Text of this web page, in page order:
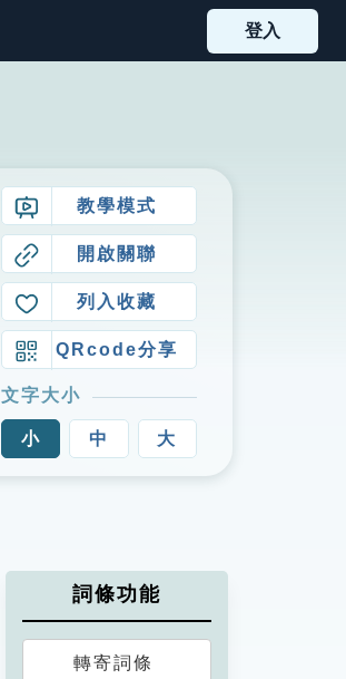
登入
教學模式
開啟關聯
列入收藏
QRcode分享
文字大小
小 中 大
詞條功能
轉寄詞條